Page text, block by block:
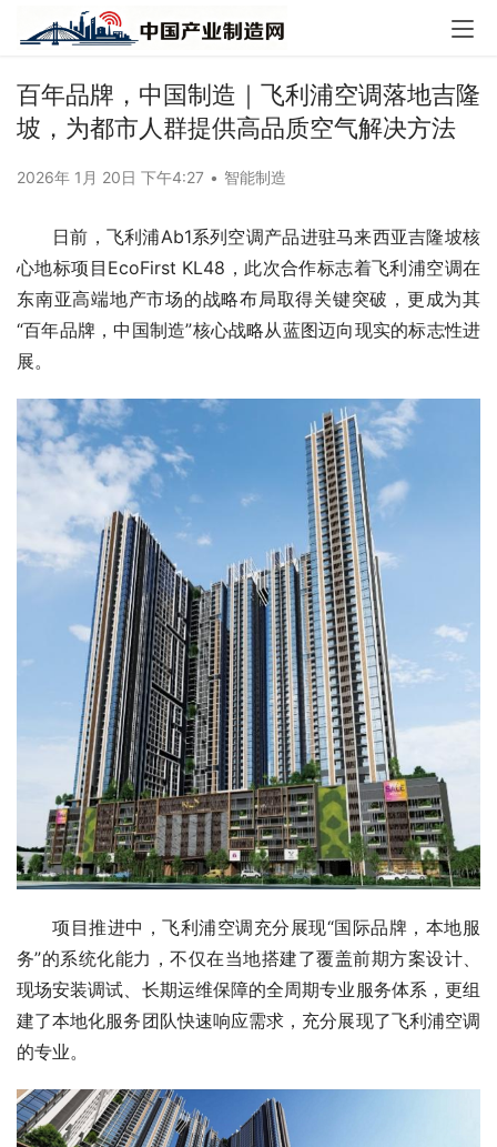
百年品牌，中国制造｜飞利浦空调落地吉隆
坡，为都市人群提供高品质空气解决方法
2026年 1月 20日 下午4:27 • 智能制造
日前，飞利浦Ab1系列空调产品进驻马来西亚吉隆坡核
心地标项目EcoFirst KL48，此次合作标志着飞利浦空调在
东南亚高端地产市场的战略布局取得关键突破，更成为其
“百年品牌，中国制造”核心战略从蓝图迈向现实的标志性进
展。
项目推进中，飞利浦空调充分展现“国际品牌，本地服
务”的系统化能力，不仅在当地搭建了覆盖前期方案设计、
现场安装调试、长期运维保障的全周期专业服务体系，更组
建了本地化服务团队快速响应需求，充分展现了飞利浦空调
的专业。